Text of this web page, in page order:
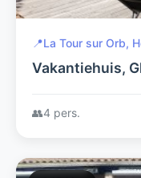
📍La Tour sur Orb,
Vakantiehuis,
👥4 pers.